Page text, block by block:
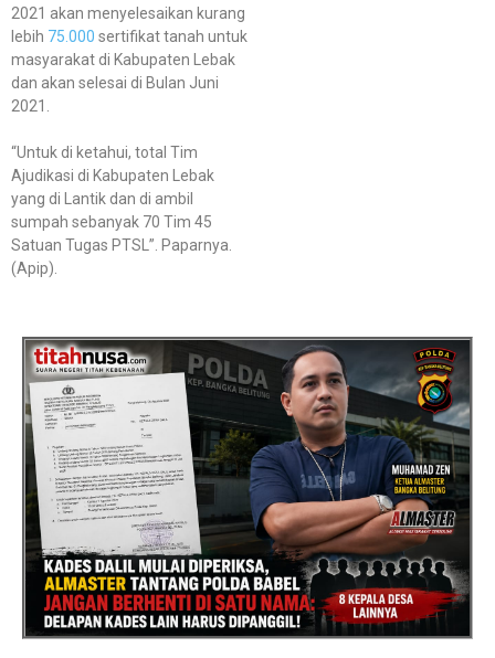
2021 akan menyelesaikan kurang
lebih 75.000 sertifikat tanah untuk
masyarakat di Kabupaten Lebak
dan akan selesai di Bulan Juni
2021.
“Untuk di ketahui, total Tim
Ajudikasi di Kabupaten Lebak
yang di Lantik dan di ambil
sumpah sebanyak 70 Tim 45
Satuan Tugas PTSL”. Paparnya.
(Apip).